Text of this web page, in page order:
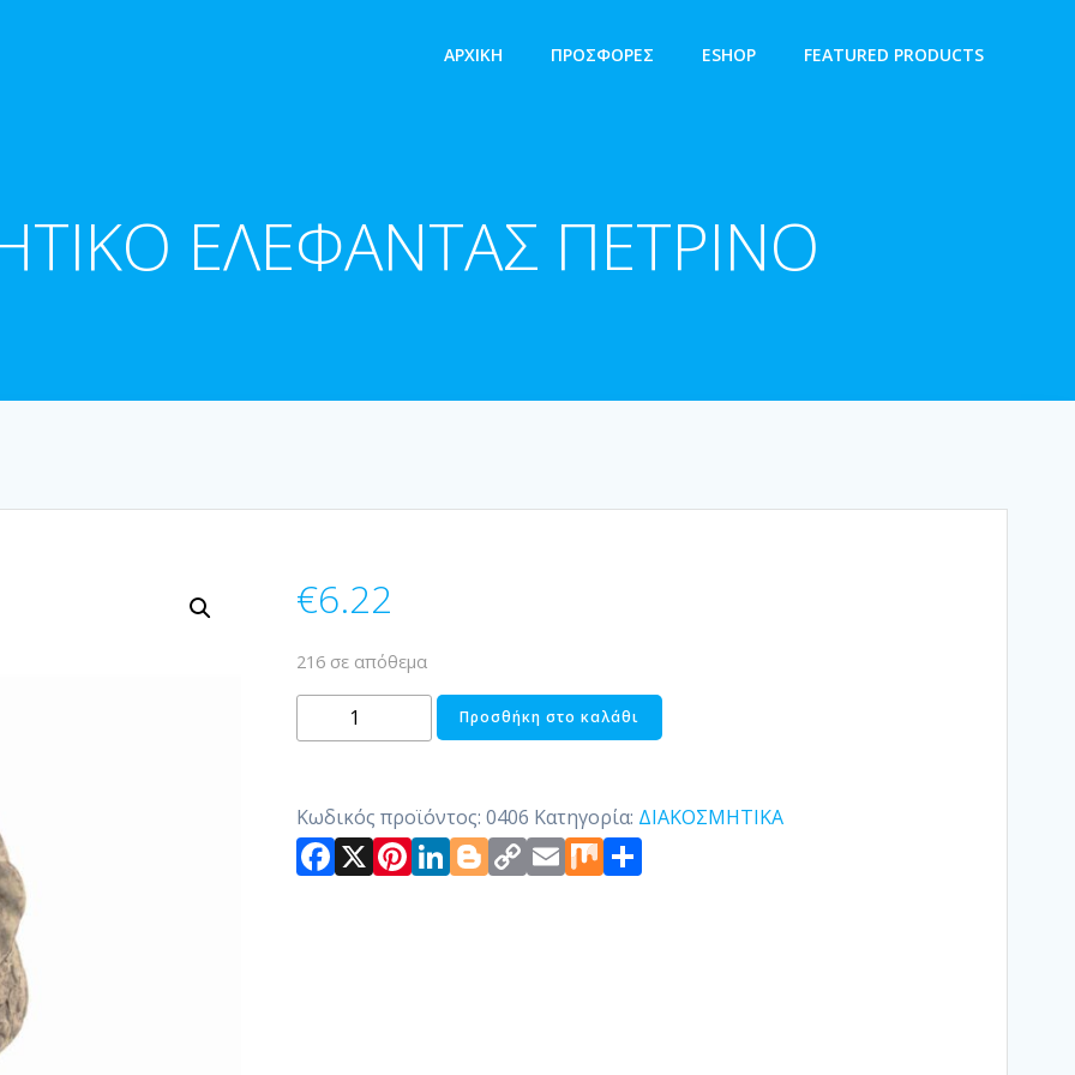
ΑΡΧΙΚΉ ΠΡΟΣΦΟΡΕΣ ESHOP FEATURED PRODUCTS
ΕΛΕΦΑΝΤΑΣ ΠΕΤΡΙΝΟ
€6.22
216 σε απόθεμα
ΔΙΑΚΟΣΜΗΤΙΚΟ
ΕΛΕΦΑΝΤΑΣ
Προσθήκη στο καλάθι
Κωδικός προϊόντος: 0406 Κατηγορία: ΔΙΑΚΟΣΜΗΤΙΚΑ
Facebook
X Pinterest
LinkedIn
Blogger
Copy
Link
Email
MixΜοιραστείτε